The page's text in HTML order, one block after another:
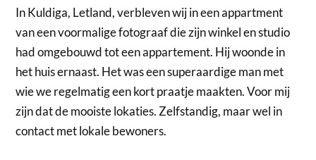
In Kuldiga, Letland, verbleven wij in een appartment
van een voormalige fotograaf die zijn winkel en studio
had omgebouwd tot een appartement. Hij woonde in
het huis ernaast. Het was een superaardige man met
wie we regelmatig een kort praatje maakten. Voor mij
zijn dat de mooiste lokaties. Zelfstandig, maar wel in
contact met lokale bewoners.